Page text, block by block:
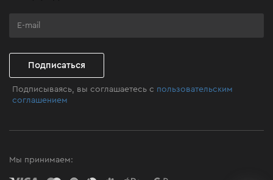
Клуб мастерства
Подписаться
Подписываясь, вы соглашаетесь с пользовательским
соглашением
Мы принимаем: